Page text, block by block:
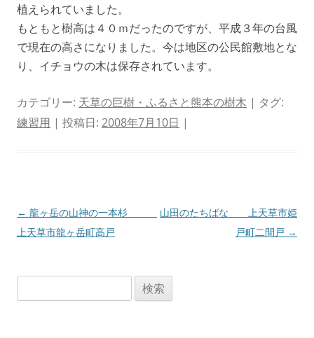
植えられていました。
もともと樹高は４０ｍだったのですが、平成３年の台風
で現在の高さになりました。今は地区の公民館敷地とな
り、イチョウの木は保存されています。
カテゴリー: 天草の巨樹・ふるさと熊本の樹木 | タグ:
練習用 | 投稿日: 2008年7月10日 |
投
稿
← 龍ヶ岳の山神の一本杉
上天草市龍ヶ岳町高戸
山田のたちばな 上天草市姫
戸町二間戸 →
索: